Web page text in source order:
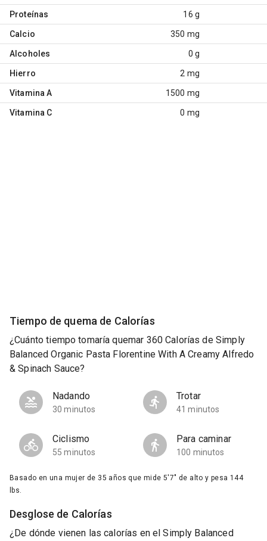
Proteínas 16 g
Calcio 350 mg
Alcoholes 0 g
Hierro 2 mg
Vitamina A 1500 mg
Vitamina C 0 mg
Tiempo de quema de Calorías
¿Cuánto tiempo tomaría quemar 360 Calorías de Simply
Balanced Organic Pasta Florentine With A Creamy Alfredo
& Spinach Sauce?
Nadando
30 minutos
Trotar
41 minutos
Ciclismo
55 minutos
Para caminar
100 minutos
Basado en una mujer de 35 años que mide 5'7" de alto y pesa 144
lbs.
Desglose de Calorías
¿De dónde vienen las calorías en el Simply Balanced